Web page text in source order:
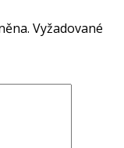
Vyžadované